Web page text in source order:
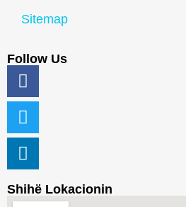
Sitemap
Follow Us
Shihë Lokacionin